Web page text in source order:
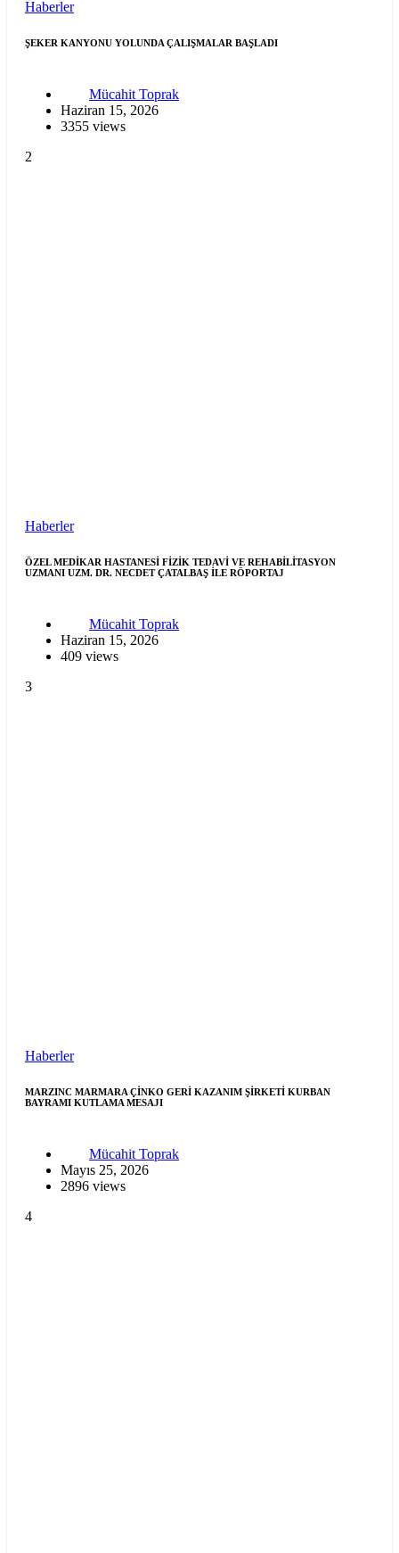
Haberler
ŞEKER KANYONU YOLUNDA ÇALIŞMALAR BAŞLADI
Mücahit Toprak
Haziran 15, 2026
3355 views
2
Haberler
ÖZEL MEDİKAR HASTANESİ FİZİK TEDAVİ VE REHABİLİTASYON
UZMANI UZM. DR. NECDET ÇATALBAŞ İLE RÖPORTAJ
Mücahit Toprak
Haziran 15, 2026
409 views
3
Haberler
MARZINC MARMARA ÇİNKO GERİ KAZANIM ŞİRKETİ KURBAN
BAYRAMI KUTLAMA MESAJI
Mücahit Toprak
Mayıs 25, 2026
2896 views
4